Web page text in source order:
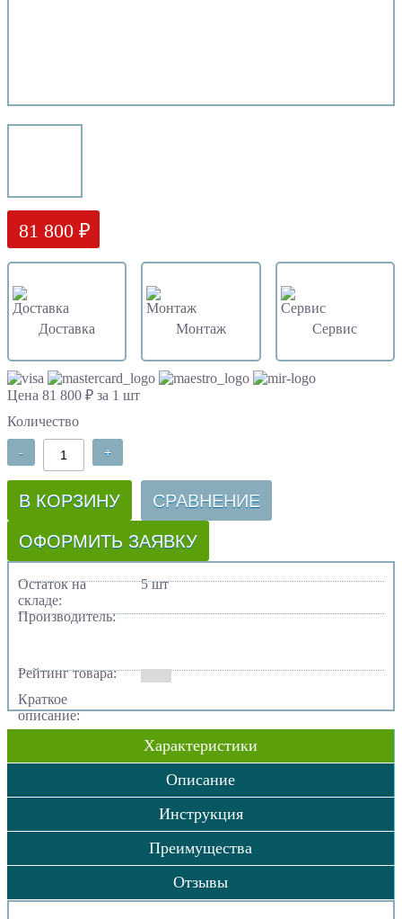
81 800 ₽
Доставка Монтаж Сервис
Цена 81 800 ₽ за 1 шт
Количество
- +
В КОРЗИНУ СРАВНЕНИЕ
ОФОРМИТЬ ЗАЯВКУ
Остаток на
складе:
5 шт
Производитель:
Рейтинг товара:
Краткое
описание:
Характеристики
Описание
Инструкция
Преимущества
Отзывы